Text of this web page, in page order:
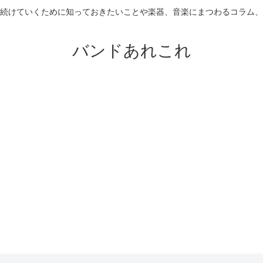
けていくために知っておきたいことや楽器、音楽にまつわるコラム
バンドあれこれ